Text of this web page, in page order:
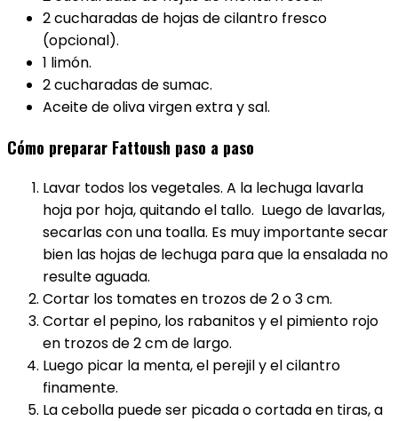
2 cucharadas de hojas de cilantro fresco
(opcional).
1 limón.
2 cucharadas de sumac.
Aceite de oliva virgen extra y sal.
Cómo preparar Fattoush paso a paso
Lavar todos los vegetales. A la lechuga lavarla
hoja por hoja, quitando el tallo. Luego de lavarlas,
secarlas con una toalla. Es muy importante secar
bien las hojas de lechuga para que la ensalada no
resulte aguada.
Cortar los tomates en trozos de 2 o 3 cm.
Cortar el pepino, los rabanitos y el pimiento rojo
en trozos de 2 cm de largo.
Luego picar la menta, el perejil y el cilantro
finamente.
La cebolla puede ser picada o cortada en tiras, a